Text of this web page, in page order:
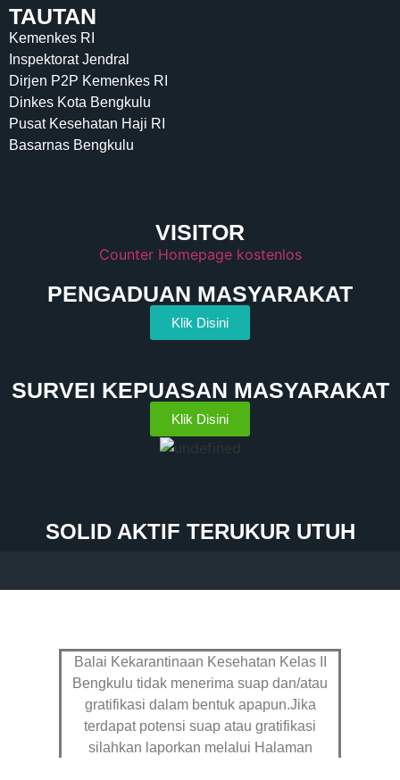
TAUTAN
Kemenkes RI
Inspektorat Jendral
Dirjen P2P Kemenkes RI
Dinkes Kota Bengkulu
Pusat Kesehatan Haji RI
Basarnas Bengkulu
VISITOR
Counter Homepage kostenlos
PENGADUAN MASYARAKAT
Klik Disini
SURVEI KEPUASAN MASYARAKAT
Klik Disini
SOLID AKTIF TERUKUR UTUH
Balai Kekarantinaan Kesehatan Kelas II
Bengkulu tidak menerima suap dan/atau
gratifikasi dalam bentuk apapun.Jika
terdapat potensi suap atau gratifikasi
silahkan laporkan melalui Halaman